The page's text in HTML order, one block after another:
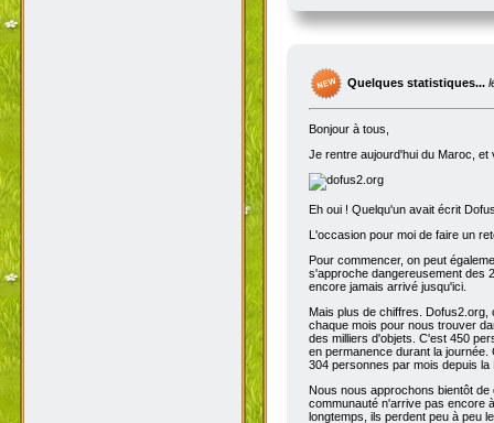
Quelques statistiques...
Bonjour à tous,
Je rentre aujourd'hui du Maroc, et
Eh oui ! Quelqu'un avait écrit
L'occasion pour moi de faire un
Pour commencer, on peut
s'approche dangereusement des
encore jamais arrivé jusqu'ici.
Mais plus de chiffres.
chaque mois pour nous trouver
des milliers d'objets. C'est 450
en permanence durant la
304 personnes par mois depuis
Nous nous approchons bientôt
communauté n'arrive pas encore
longtemps, ils perdent peu à peu